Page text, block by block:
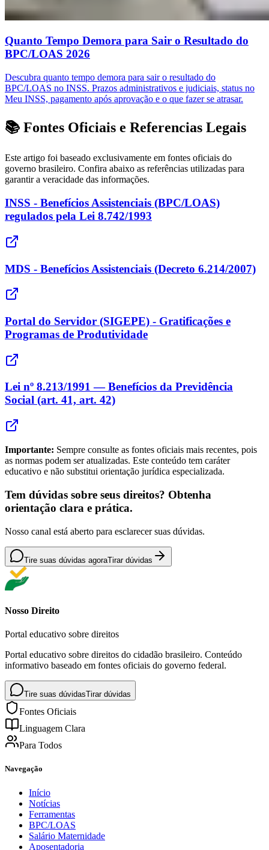
Quanto Tempo Demora para Sair o Resultado do
BPC/LOAS 2026
Descubra quanto tempo demora para sair o resultado do
BPC/LOAS no INSS. Prazos administrativos e judiciais, status no
Meu INSS, pagamento após aprovação e o que fazer se atrasar.
📚 Fontes Oficiais e Referencias Legais
Este artigo foi baseado exclusivamente em fontes oficiais do
governo brasileiro. Confira abaixo as referências utilizadas para
garantir a veracidade das informações.
INSS - Benefícios Assistenciais (BPC/LOAS)
regulados pela Lei 8.742/1993
MDS - Benefícios Assistenciais (Decreto 6.214/2007)
Portal do Servidor (SIGEPE) - Gratificações e
Programas de Produtividade
Lei nº 8.213/1991 — Benefícios da Previdência
Social (art. 41, art. 42)
Importante: Sempre consulte as fontes oficiais mais recentes, pois
as normas podem ser atualizadas. Este conteúdo tem caráter
educativo e não substitui orientação jurídica especializada.
Tem dúvidas sobre seus direitos? Obtenha
orientação clara e prática.
Nosso canal está aberto para esclarecer suas dúvidas.
Tire suas dúvidas agoraTirar dúvidas
Nosso Direito
Portal educativo sobre direitos
Portal educativo sobre direitos do cidadão brasileiro. Conteúdo
informativo baseado em fontes oficiais do governo federal.
Tire suas dúvidasTirar dúvidas
Fontes Oficiais
Linguagem Clara
Para Todos
Navegação
Início
Notícias
Ferramentas
BPC/LOAS
Salário Maternidade
Aposentadoria